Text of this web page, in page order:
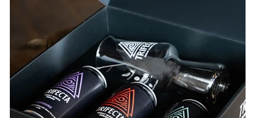
Beer Club
Join our beerclub now!